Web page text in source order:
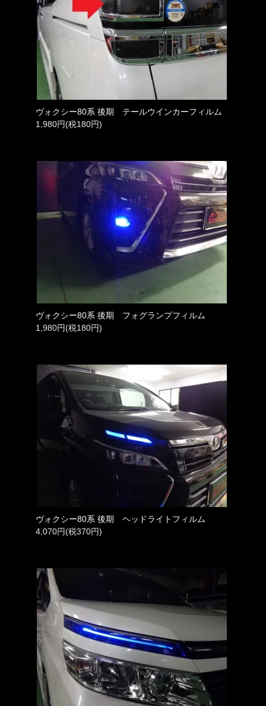
ヴォクシー80系 後期 テールウインカーフィルム
1,980円(税180円)
ヴォクシー80系 後期 フォグランプフィルム
1,980円(税180円)
ヴォクシー80系 後期 ヘッドライトフィルム
4,070円(税370円)